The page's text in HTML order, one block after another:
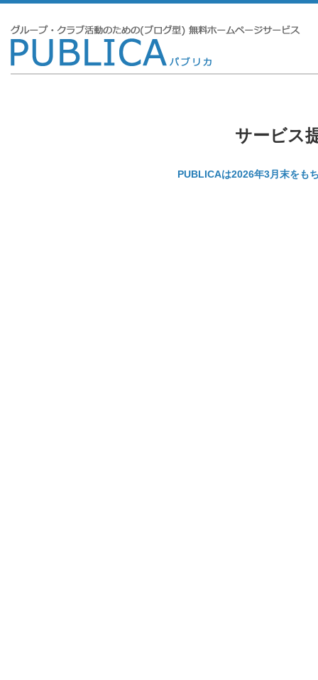
サービス
PUBLICAは2026年3月末をも